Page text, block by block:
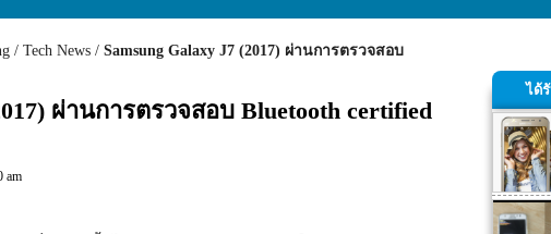
Tech News
Samsung Galaxy J7 (2017) ผ่านการตรวจสอบ
ผ่านการตรวจสอบ Bluetooth certified
am
ได้